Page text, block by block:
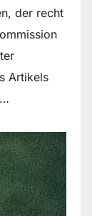
der recht
Artikels